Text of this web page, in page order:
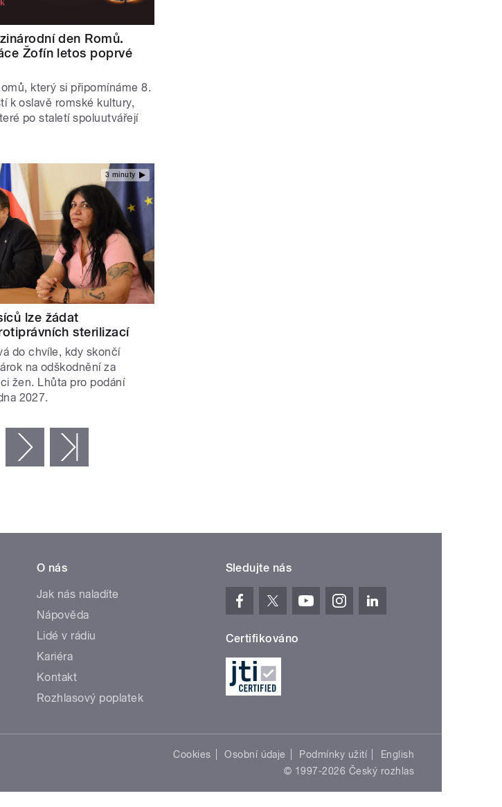
den Romů.
Žofín letos poprvé
který si připomínáme 8.
k oslavě romské kultury,
po staletí spoluutvářejí
3 minuty
lze žádat
sterilizací
do chvíle, kdy skončí
na odškodnění za
žen. Lhůta pro podání
2027.
následující ›
O nás
Jak nás naladíte
Nápověda
Lidé v rádiu
Kariéra
Kontakt
Rozhlasový poplatek
Sledujte nás
Certifikováno
Cookies Osobní údaje Podmínky užití
English
© 1997-2026 Český rozhlas